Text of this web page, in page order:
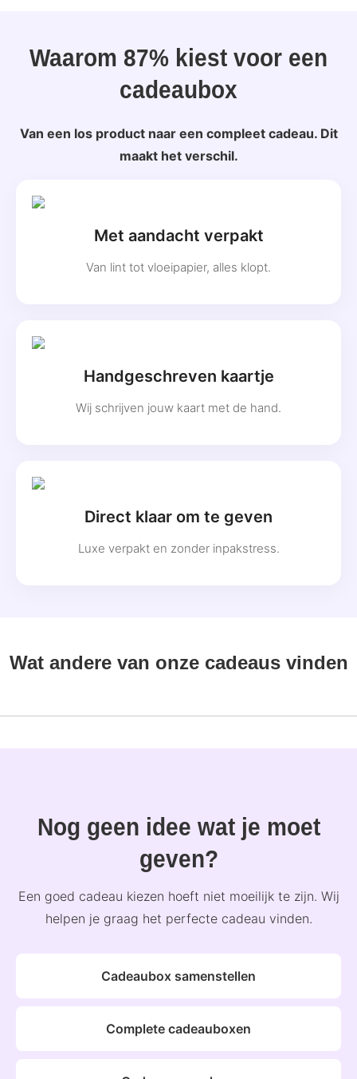
Waarom 87% kiest voor een
cadeaubox
Van een los product naar een compleet cadeau. Dit
maakt het verschil.
Met aandacht verpakt
Van lint tot vloeipapier, alles klopt.
Handgeschreven kaartje
Wij schrijven jouw kaart met de hand.
Direct klaar om te geven
Luxe verpakt en zonder inpakstress.
Wat andere van onze cadeaus vinden
Nog geen idee wat je moet
geven?
Een goed cadeau kiezen hoeft niet moeilijk te zijn. Wij
helpen je graag het perfecte cadeau vinden.
Cadeaubox samenstellen
Complete cadeauboxen